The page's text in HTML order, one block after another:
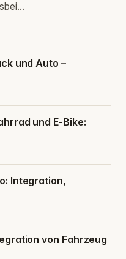
und Auto –
und E-Bike:
Integration,
von Fahrzeug